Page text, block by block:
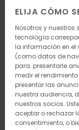
ELIJA CÓMO
Nosotros y nuestros
tecnología
la información en el
(como datos de
para: presentarle
medir el
presentar las
nuestra audiencia,
nuestros socios.
aceptar o rechazar
consentimiento, o